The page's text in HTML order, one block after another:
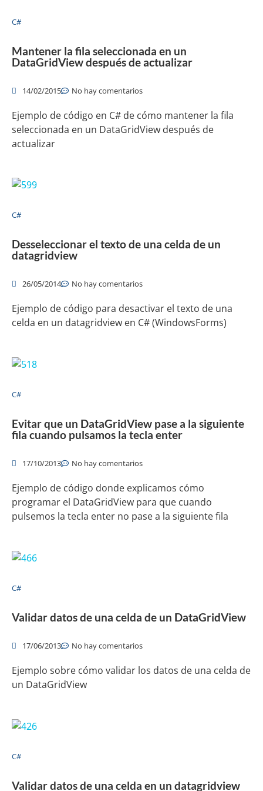
C#
Mantener la fila seleccionada en un
DataGridView después de actualizar
14/02/2015 No hay comentarios
Ejemplo de código en C# de cómo mantener la fila
seleccionada en un DataGridView después de
actualizar
C#
Desseleccionar el texto de una celda de un
datagridview
26/05/2014 No hay comentarios
Ejemplo de código para desactivar el texto de una
celda en un datagridview en C# (WindowsForms)
C#
Evitar que un DataGridView pase a la siguiente
fila cuando pulsamos la tecla enter
17/10/2013 No hay comentarios
Ejemplo de código donde explicamos cómo
programar el DataGridView para que cuando
pulsemos la tecla enter no pase a la siguiente fila
C#
Validar datos de una celda de un DataGridView
17/06/2013 No hay comentarios
Ejemplo sobre cómo validar los datos de una celda de
un DataGridView
C#
Validar datos de una celda en un datagridview